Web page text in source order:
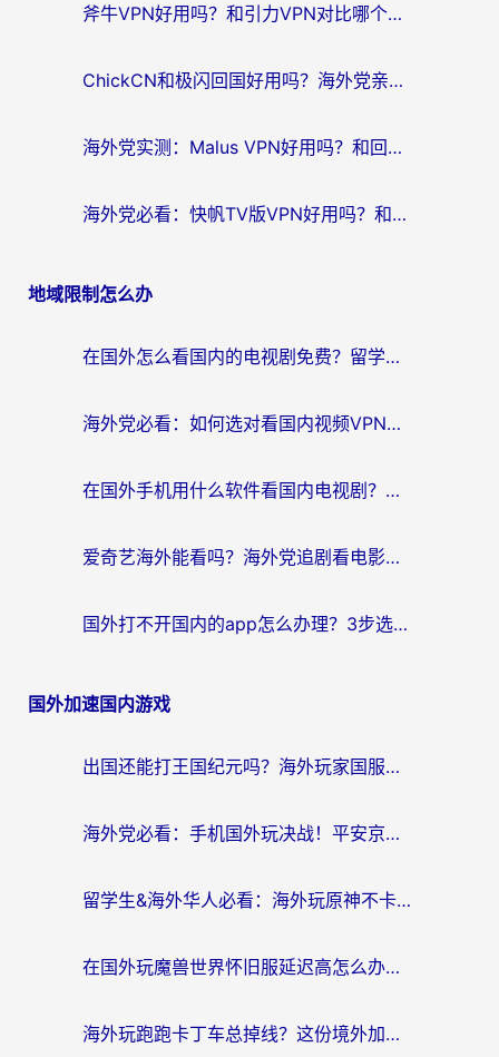
斧牛VPN好用吗？和引力VPN对比哪个回国效果更好？海外党亲测3款加速器+避坑指南
ChickCN和极闪回国好用吗？海外党亲测3款加速器，教你选对不踩坑
海外党实测：Malus VPN好用吗？和回国VPN对比哪个回国效果更好？附真实体验与加速器推荐
海外党必看：快帆TV版VPN好用吗？和豌豆IP VPN对比哪个回国效果更好？附真实体验与选择指南
地域限制怎么办
在国外怎么看国内的电视剧免费？留学生亲测有效的回国加速器选择指南
海外党必看：如何选对看国内视频VPN，轻松解决12123登录难题？
在国外手机用什么软件看国内电视剧？海外党亲测的实用指南
爱奇艺海外能看吗？海外党追剧看电影的终极回国加速器指南
国外打不开国内的app怎么办理？3步选对加速器，刷剧办业务都不愁
国外加速国内游戏
出国还能打王国纪元吗？海外玩家国服游戏畅玩终极指南
海外党必看：手机国外玩决战！平安京加速器推荐——解决延迟卡顿的终极方案
留学生&海外华人必看：海外玩原神不卡顿的秘密——原神加速器选择与使用全攻略
在国外玩魔兽世界怀旧服延迟高怎么办？老玩家亲测有效的加速器选择指南
海外玩跑跑卡丁车总掉线？这份境外加速指南帮你零延迟漂移！